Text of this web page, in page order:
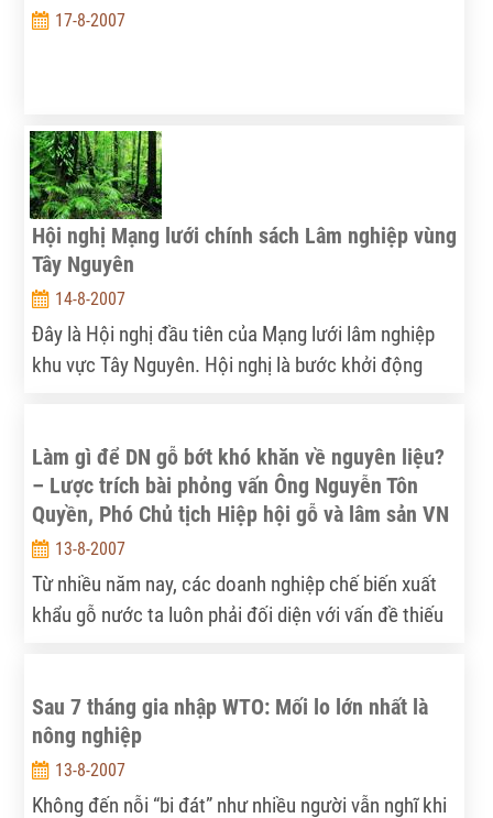
17-8-2007
Hội nghị Mạng lưới chính sách Lâm nghiệp vùng
Tây Nguyên
14-8-2007
Đây là Hội nghị đầu tiên của Mạng lưới lâm nghiệp
khu vực Tây Nguyên. Hội nghị là bước khởi động
Làm gì để DN gỗ bớt khó khăn về nguyên liệu?
– Lược trích bài phỏng vấn Ông Nguyễn Tôn
Quyền, Phó Chủ tịch Hiệp hội gỗ và lâm sản VN
13-8-2007
Từ nhiều năm nay, các doanh nghiệp chế biến xuất
khẩu gỗ nước ta luôn phải đối diện với vấn đề thiếu
Sau 7 tháng gia nhập WTO: Mối lo lớn nhất là
nông nghiệp
13-8-2007
Không đến nỗi “bi đát” như nhiều người vẫn nghĩ khi